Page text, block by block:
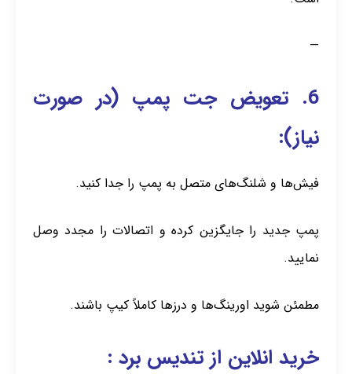
—
6. تعویض جت پمپ (در صورت
نیاز):
فیش‌ها و شلنگ‌های متصل به پمپ را جدا کنید.
پمپ جدید را جایگزین کرده و اتصالات را مجدد وصل
نمایید.
مطمئن شوید اورینگ‌ها و درزها کاملاً کیپ باشند.
خرید انلاین از تندیس برد :